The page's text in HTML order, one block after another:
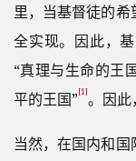
里，当基督徒的
全实现。因此，
“真理与生命的王
平的王国”[1]。因此
当然，在国内和